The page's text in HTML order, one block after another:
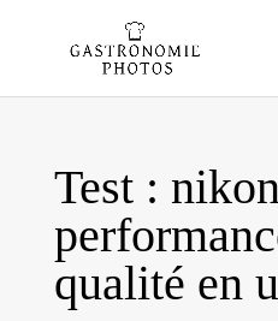
Test :
qualité en